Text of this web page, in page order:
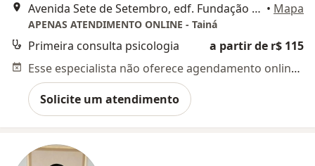
Avenida Sete de Setembro, edf. Fundação Politécnica, Salvador • Mapa
APENAS ATENDIMENTO ONLINE - Tainá
Primeira consulta psicologia
a partir de r$ 115
Esse especialista não oferece agendamento online para esse endereço.
Solicite um atendimento